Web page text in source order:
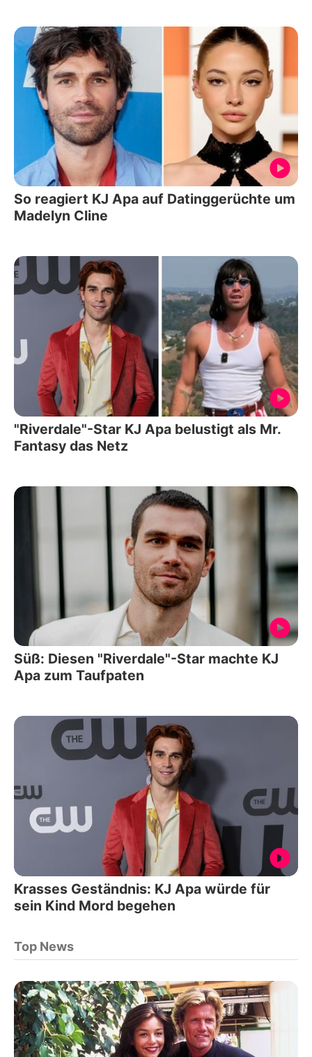
So reagiert KJ Apa auf Datinggerüchte um
Madelyn Cline
"Riverdale"-Star KJ Apa belustigt als Mr.
Fantasy das Netz
Süß: Diesen "Riverdale"-Star machte KJ
Apa zum Taufpaten
Krasses Geständnis: KJ Apa würde für
sein Kind Mord begehen
Top News